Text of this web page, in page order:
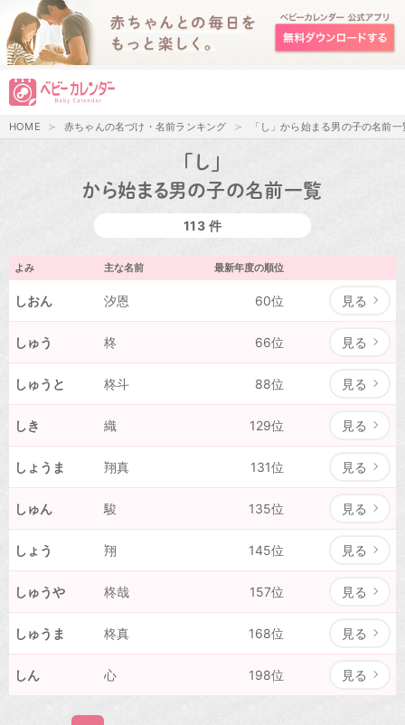
HOME 赤ちゃんの名づけ・名前ランキング 「し」から始まる男の子の名前一
「し」
から始まる男の子の名前一覧
113 件
よみ 主な名前 最新年度の順位
しおん 汐恩 60位 見る
しゅう 柊 66位 見る
しゅうと 柊斗 88位 見る
しき 織 129位 見る
しょうま 翔真 131位 見る
しゅん 駿 135位 見る
しょう 翔 145位 見る
しゅうや 柊哉 157位 見る
しゅうま 柊真 168位 見る
しん 心 198位 見る